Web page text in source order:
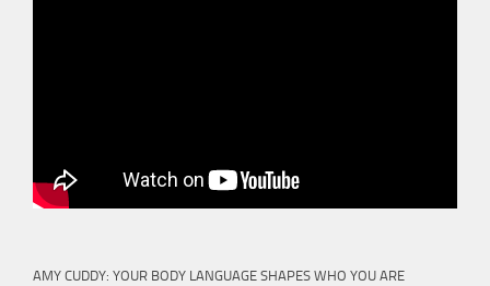
AMY CUDDY: YOUR BODY LANGUAGE SHAPES WHO YOU ARE